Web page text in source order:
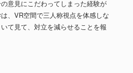
意見にこだわってしまった経験が
、VR空間で三人称視点を体感しな
て見て、対立を減らせることを報